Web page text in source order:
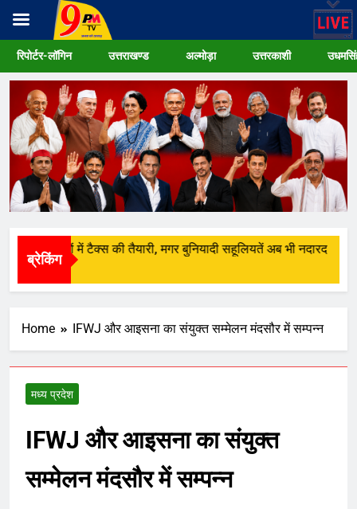
Skip
content
रिपोर्टर-लॉगिन उत्तराखण्ड अल्मोड़ा उत्तरकाशी
ब्रेकिंग
इलाक़ों में टैक्स की तैयारी, मगर बुनियादी सहूलियतें अब भी नदारद
Home IFWJ और आइसना का संयुक्त सम्मेलन मंदसौर में सम्पन्न
मध्य प्रदेश
IFWJ और आइसना का संयुक्त
सम्मेलन मंदसौर में सम्पन्न